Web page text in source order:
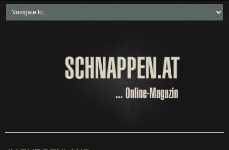
Neueste Beiträge
Soziales & Projekte